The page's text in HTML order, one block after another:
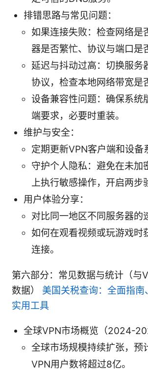
排错思路与常见问题：
如果连接失败：检查网络是
器是否繁忙、协议与端口是
延迟与抖动过高：切换服务
协议，检查本地网络带宽是
设备兼容性问题：确保系统
端要求，必要时重装。
维护与安全：
定期更新VPN客户端和设备
守护个人隐私：避免在未加
上执行敏感操作，开启两步
用户体验分享：
对比同一地区不同服务器的
如何在观看视频或玩游戏时
连接。
第六部分：常见数据与统计（与
数据） 美国关税查询：全面指南
实用工具
全球VPN市场概览（2024-
全球市场规模持续扩张，
VPN用户数将超过8亿。